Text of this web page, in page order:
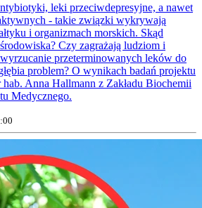
leki przeciwdepresyjne, a nawet
- takie związki wykrywają
i organizmach morskich. Skąd
Czy zagrażają ludziom i
przeterminowanych leków do
problem? O wynikach badań projektu
hab. Anna Hallmann z Zakładu Biochemii
Medycznego.